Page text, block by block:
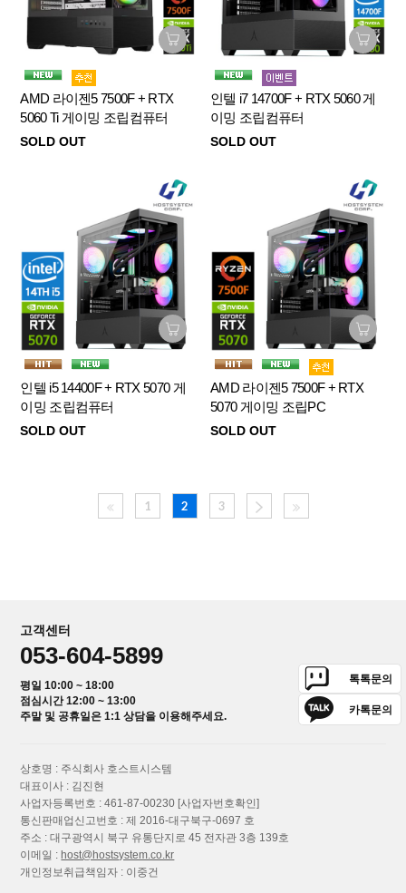
AMD 라이젠5 7500F + RTX
5060 Ti 게이밍 조립컴퓨터
SOLD OUT
인텔 i7 14700F + RTX 5060 게
이밍 조립컴퓨터
SOLD OUT
인텔 i5 14400F + RTX 5070 게
이밍 조립컴퓨터
SOLD OUT
AMD 라이젠5 7500F + RTX
5070 게이밍 조립PC
SOLD OUT
1 2 3
고객센터
053-604-5899
평일 10:00 ~ 18:00
점심시간 12:00 ~ 13:00
주말 및 공휴일은 1:1 상담을 이용해주세요.
톡톡문의
카톡문의
상호명 : 주식회사 호스트시스템
대표이사 : 김진현
사업자등록번호 : 461-87-00230 [사업자번호확인]
통신판매업신고번호 : 제 2016-대구북구-0697 호
주소 : 대구광역시 북구 유통단지로 45 전자관 3층 139호
이메일 : host@hostsystem.co.kr
개인정보취급책임자 : 이중건